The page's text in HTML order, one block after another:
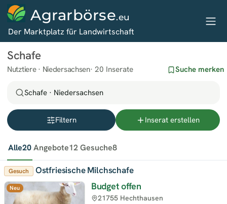
Agrarbörse.eu
Der Marktplatz für Landwirtschaft
Schafe
Nutztiere · Niedersachsen 20 Inserate Suche merken
Schafe · Niedersachsen
Filtern Inserat erstellen
Alle20Angebote12Gesuche8
Neu
Gesuch Ostfriesische Milchschafe
Budget offen
21755 Hechthausen